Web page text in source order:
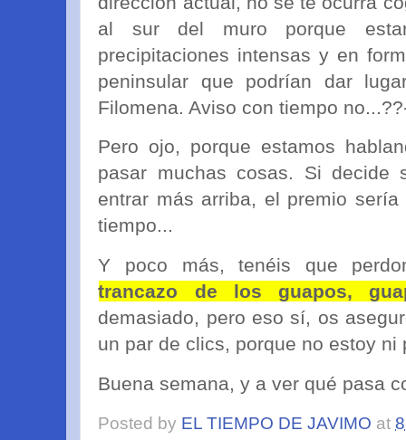
al sur del muro porque
precipitaciones intensas y en
peninsular que podrían dar
Filomena. Aviso con tiempo
Pero ojo, porque estamos
pasar muchas cosas. Si
entrar más arriba, el premio
tiempo...
Y poco más, tenéis que
trancazo de los guapos,
demasiado, pero eso sí, os
un par de clics, porque no estoy ni
Buena semana, y a ver qué pasa
Posted by EL TIEMPO DE JAVIMO at